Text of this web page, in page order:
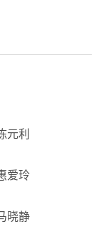
元利
爱玲
晓静